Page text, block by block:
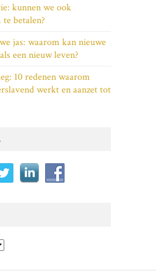
kunnen we ook
betalen?
jas: waarom kan nieuwe
een nieuw leven?
10 redenen waarom
werkt en aanzet tot